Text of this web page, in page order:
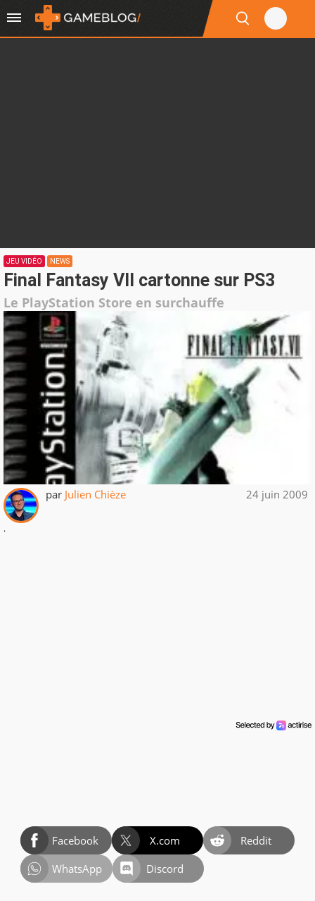
JEU VIDÉO NEWS
Final Fantasy VII cartonne sur PS3
Le PlayStation Store en surchauffe
par Julien Chièze 24 juin 2009
.
Facebook X.com
Reddit
WhatsApp
Discord